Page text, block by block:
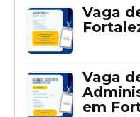
Vaga
Vaga
em